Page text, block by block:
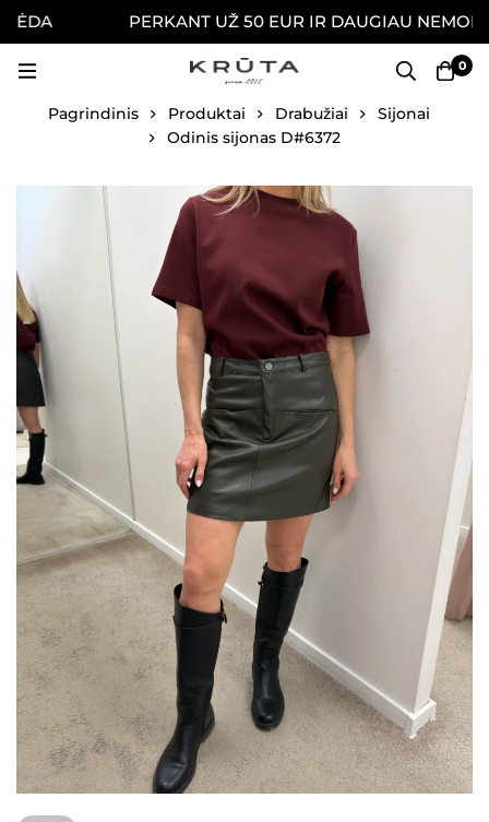
PERKANT UŽ 50 EUR IR DAUGIAU
0
Pagrindinis Produktai Drabužiai
Sijonai
Odinis sijonas D#6372